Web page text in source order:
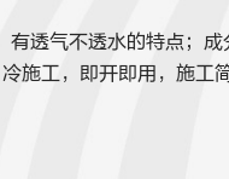
透气不透水的特点；成
施工，即开即用，施工